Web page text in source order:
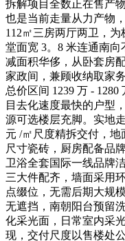
拆解项目全数正在售产
也是当前走量从力产物
112㎡三房两厅两卫，
堂面宽 3。8 米连通南
减面积华侈，从卧套房
家政间，兼顾收纳取家
总价区间 1239 万 -
目去化速度最快的户型
源可选楼层充脚。实地
元 /㎡尺度精拆交付，
尺寸瓷砖，厨房配备品
卫浴全套国际一线品牌
三大件配齐，墙面采用
点缀位，无需后期大规
无遮挡，南朝阳台预留
化采光面，日常室内采
现，交付尺度以售楼处